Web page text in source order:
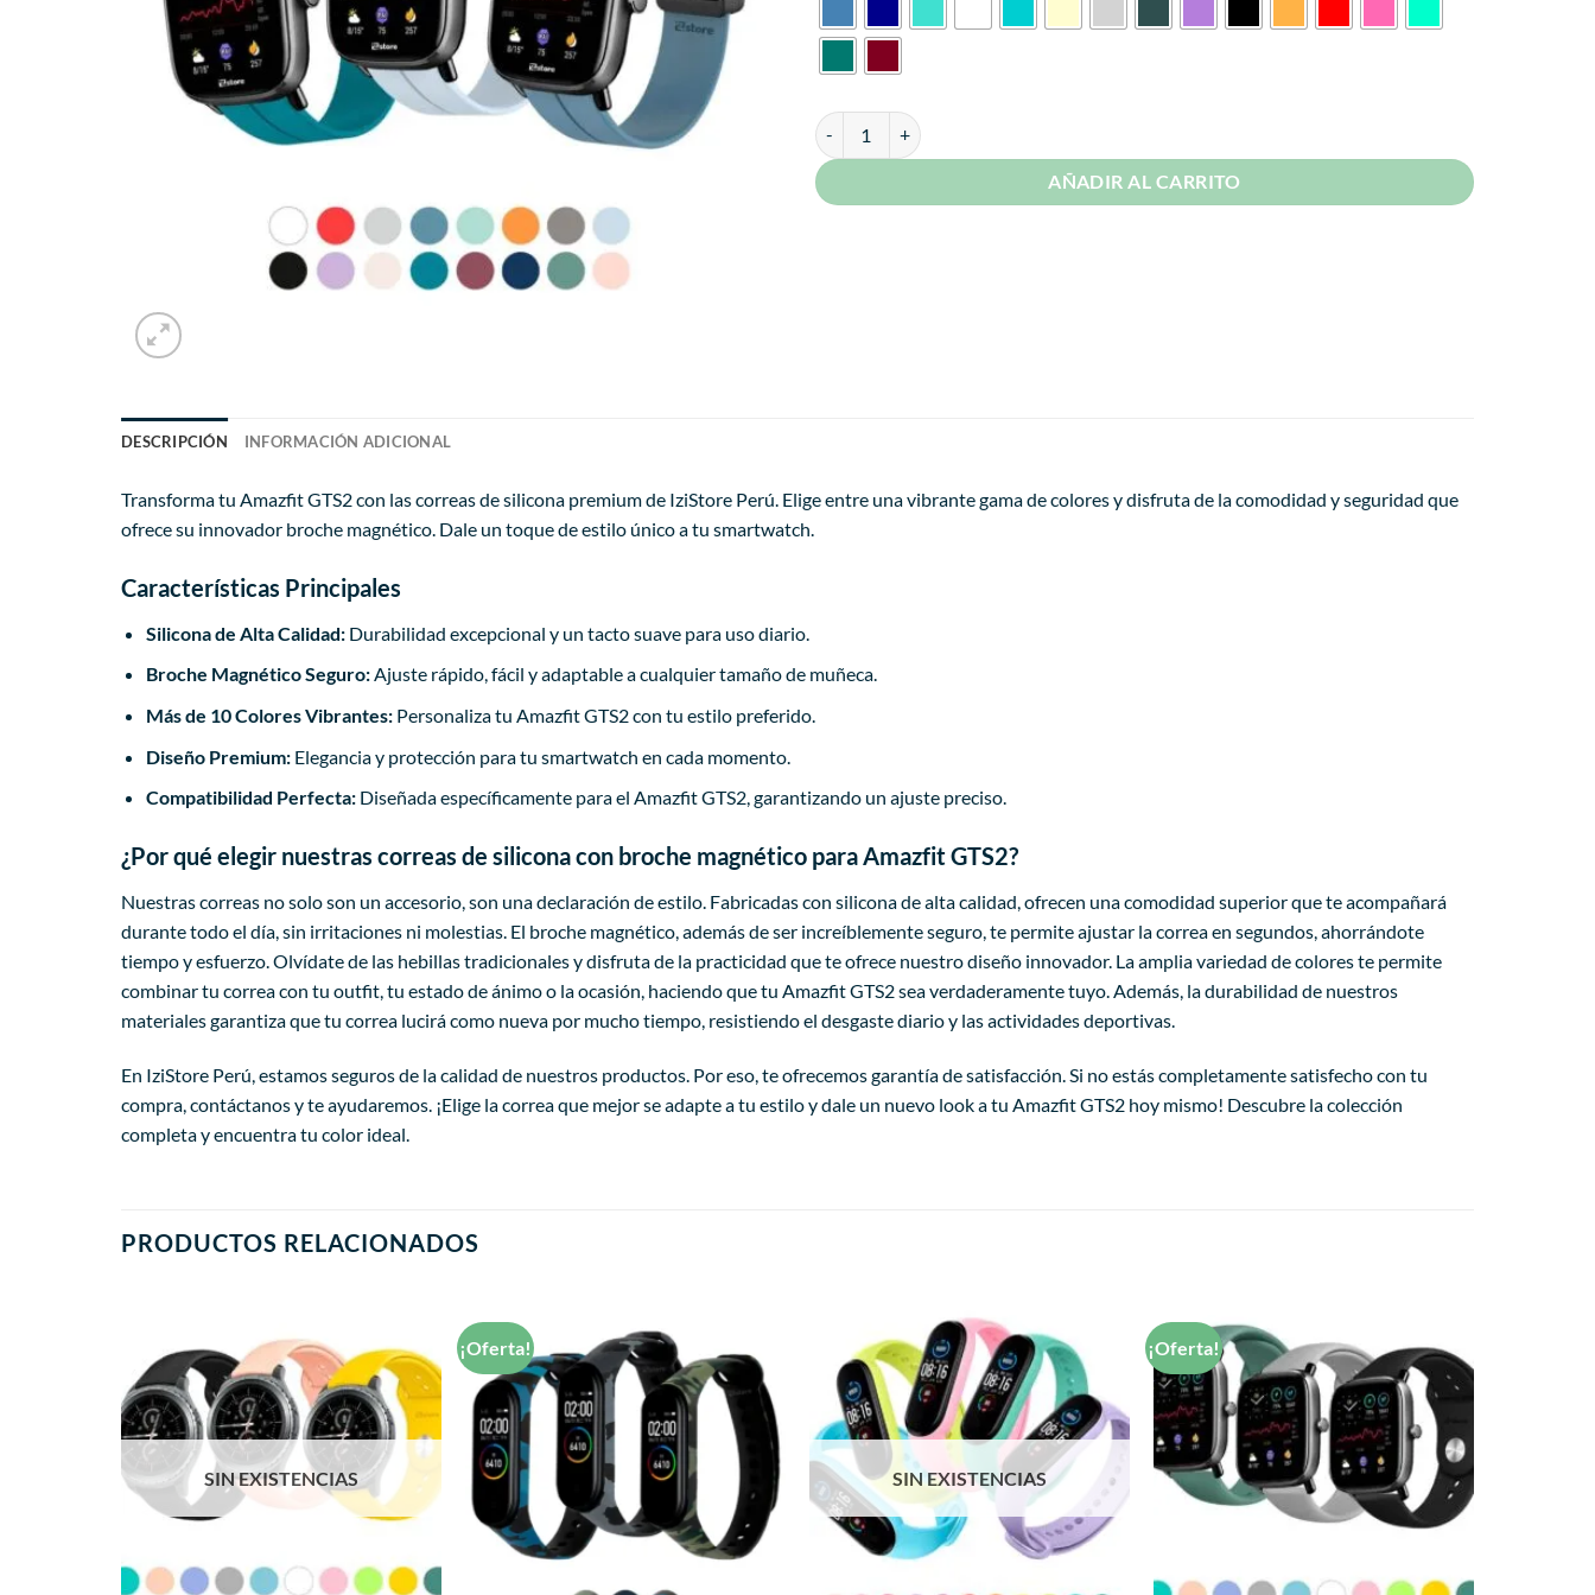
Correa Para Amazfit GTS2 Broche Magnético cantidad
AÑADIR AL CARRITO
DESCRIPCIÓN INFORMACIÓN ADICIONAL
Transforma tu Amazfit GTS2 con las correas de silicona premium de IziStore Perú. Elige entre una vibrante gama de colores y disfruta de la comodidad y seguridad que
ofrece su innovador broche magnético. Dale un toque de estilo único a tu smartwatch.
Características Principales
Silicona de Alta Calidad:Durabilidad excepcional y un tacto suave para uso diario.
Broche Magnético Seguro:Ajuste rápido, fácil y adaptable a cualquier tamaño de muñeca.
Más de 10 Colores Vibrantes:Personaliza tu Amazfit GTS2 con tu estilo preferido.
Diseño Premium:Elegancia y protección para tu smartwatch en cada momento.
Compatibilidad Perfecta:Diseñada específicamente para el Amazfit GTS2, garantizando un ajuste preciso.
¿Por qué elegir nuestras correas de silicona con broche magnético para Amazfit GTS2?
Nuestras correas no solo son un accesorio, son una declaración de estilo. Fabricadas con silicona de alta calidad, ofrecen una comodidad superior que te acompañará
durante todo el día, sin irritaciones ni molestias. El broche magnético, además de ser increíblemente seguro, te permite ajustar la correa en segundos, ahorrándote
tiempo y esfuerzo. Olvídate de las hebillas tradicionales y disfruta de la practicidad que te ofrece nuestro diseño innovador. La amplia variedad de colores te permite
combinar tu correa con tu outfit, tu estado de ánimo o la ocasión, haciendo que tu Amazfit GTS2 sea verdaderamente tuyo. Además, la durabilidad de nuestros
materiales garantiza que tu correa lucirá como nueva por mucho tiempo, resistiendo el desgaste diario y las actividades deportivas.
En IziStore Perú, estamos seguros de la calidad de nuestros productos. Por eso, te ofrecemos garantía de satisfacción. Si no estás completamente satisfecho con tu
compra, contáctanos y te ayudaremos. ¡Elige la correa que mejor se adapte a tu estilo y dale un nuevo look a tu Amazfit GTS2 hoy mismo! Descubre la colección
completa y encuentra tu color ideal.
PRODUCTOS RELACIONADOS
Añadir
a la
lista de
deseos
SIN EXISTENCIAS
¡Oferta!
Añadir
a la
lista de
deseos
Añadir
a la
lista de
deseos
SIN EXISTENCIAS
¡Oferta!
Añadir
lista de
deseos